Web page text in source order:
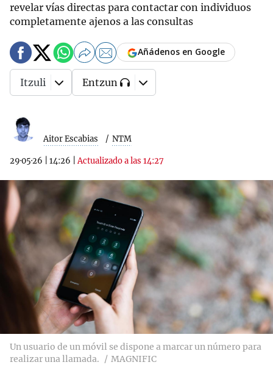
revelar vías directas para contactar con individuos
completamente ajenos a las consultas
Aitor Escabias NTM
29·05·26 14:26 |Actualizado a las 14:27
Añádenos en Google
Itzuli Entzun
Un usuario de un móvil se dispone a marcar un número para
realizar una llamada.
MAGNIFIC